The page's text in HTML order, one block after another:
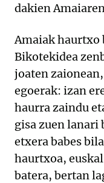
dakien
Amaiak haurtxo
Bikotekidea
joaten
egoerak: izan
haurra zaindu
gisa zuen lanari
etxera babes
haurtxoa,
batera, bertan